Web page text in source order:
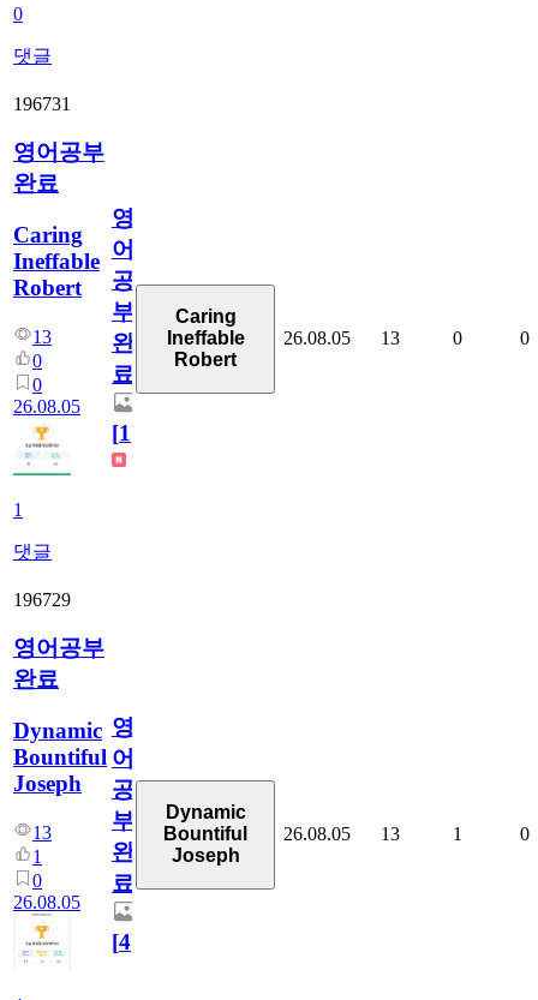
0
댓글
196731
영어공부
완료
Caring
Ineffable
Robert
13
0
0
26.08.05
1
댓글
영
어
공
부
완
료
[1]
Caring
Ineffable
Robert
26.08.05 13 0 0
196729
영어공부
완료
Dynamic
Bountiful
Joseph
13
1
0
26.08.05
영
어
공
부
완
료
[4]
Dynamic
Bountiful
Joseph
26.08.05 13 1 0